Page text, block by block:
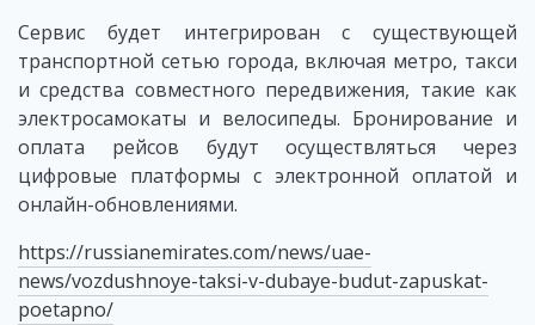
Сервис будет интегрирован с существующей
транспортной сетью города, включая метро, такси
и средства совместного передвижения, такие как
электросамокаты и велосипеды. Бронирование и
оплата рейсов будут осуществляться через
цифровые платформы с электронной оплатой и
онлайн-обновлениями.
https://russianemirates.com/news/uae-
news/vozdushnoye-taksi-v-dubaye-budut-zapuskat-
poetapno/